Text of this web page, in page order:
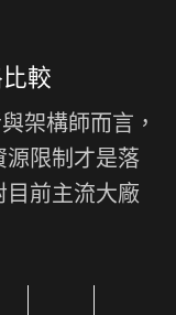
較
架構師而言，
限制才是落
前主流大廠